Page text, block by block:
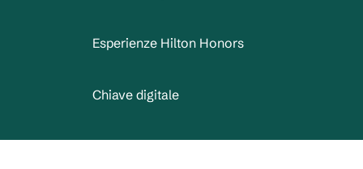
Esperienze Hilton Honors
Chiave digitale